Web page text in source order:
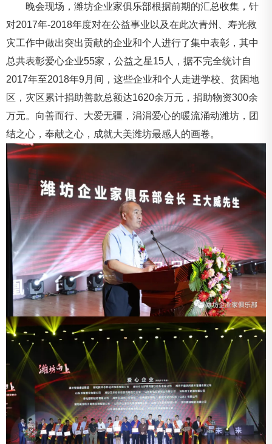
晚会现场，潍坊企业家俱乐部根据前期的汇总收集，针
对2017年-2018年度对在公益事业以及在此次青州、寿光救
灾工作中做出突出贡献的企业和个人进行了集中表彰，其中
总共表彰爱心企业55家，公益之星15人，据不完全统计自
2017年至2018年9月间，这些企业和个人走进学校、贫困地
区，灾区累计捐助善款总额达1620余万元，捐助物资300余
万元。向善而行、大爱无疆，涓涓爱心的暖流涌动潍坊，团
结之心，奉献之心，成就大美潍坊最感人的画卷。